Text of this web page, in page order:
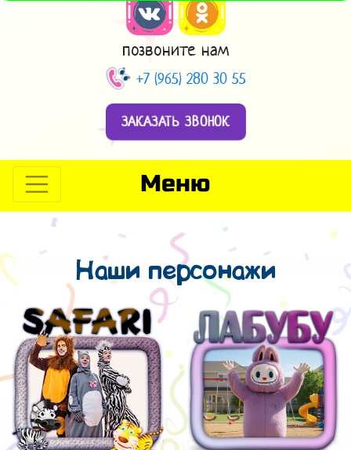
позвоните нам
+7 (965) 280 30 55
ЗАКАЗАТЬ ЗВОНОК
Меню
Наши персонажи